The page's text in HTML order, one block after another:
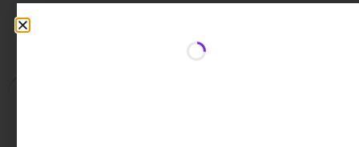
Επιπλέον πληροφορίες